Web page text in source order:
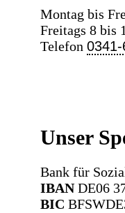
Montag bis
Freitags 8 bis
Telefon
Unser
Bank für
IBANDE06
BIC